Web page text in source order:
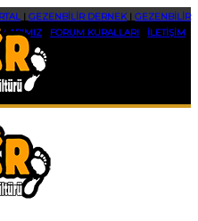
| GEZENBİLİR DERNEK| GEZENBİLİR
FORUM KURALLARI İLETİŞİM